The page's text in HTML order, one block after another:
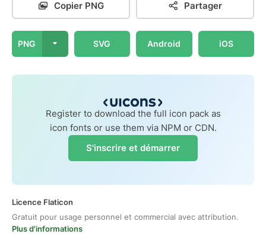
Copier PNG Partager
PNG SVG Android iOS
Register to download the full icon pack as
icon fonts or use them via NPM or CDN.
S'inscrire et démarrer
Licence Flaticon
Gratuit pour usage personnel et commercial avec attribution.
Plus d'informations